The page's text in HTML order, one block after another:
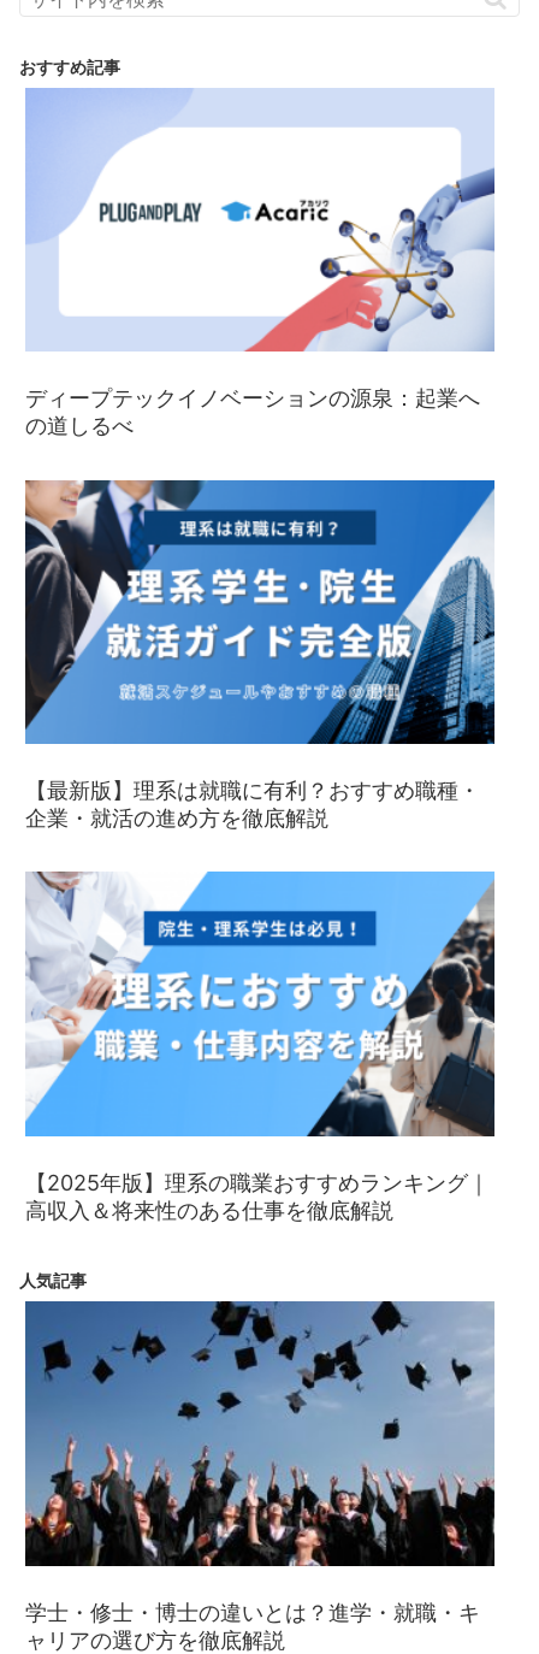
おすすめ記事
ディープテックイノベーションの源泉：起業へ
の道しるべ
【最新版】理系は就職に有利？おすすめ職種・
企業・就活の進め方を徹底解説
【2025年版】理系の職業おすすめランキング｜
高収入＆将来性のある仕事を徹底解説
人気記事
学士・修士・博士の違いとは？進学・就職・キ
ャリアの選び方を徹底解説